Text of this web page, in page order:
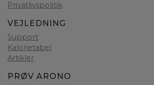
Privatlivspolitik
VEJLEDNING
Support
Kalorietabel
Artikler
PRØV ARONO